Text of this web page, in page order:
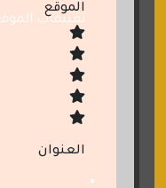
تقييمات
الموقع
العنوان